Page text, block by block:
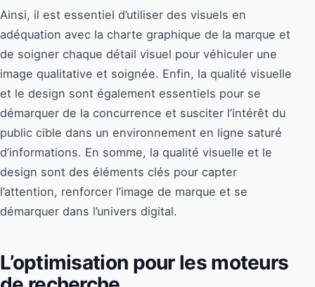
Ainsi, il est essentiel d’utiliser des visuels en
adéquation avec la charte graphique de la marque et
de soigner chaque détail visuel pour véhiculer une
image qualitative et soignée. Enfin, la qualité visuelle
et le design sont également essentiels pour se
démarquer de la concurrence et susciter l’intérêt du
public cible dans un environnement en ligne saturé
d’informations. En somme, la qualité visuelle et le
design sont des éléments clés pour capter
l’attention, renforcer l’image de marque et se
démarquer dans l’univers digital.
L’optimisation pour les moteurs